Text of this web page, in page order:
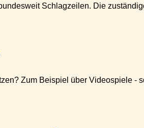
Schlagzeilen. Die
Zum Beispiel über Videospiele -